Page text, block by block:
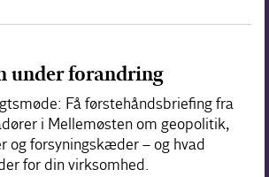
under forandring
Få førstehåndsbriefing fra
i Mellemøsten om geopolitik,
og forsyningskæder – og hvad
for din virksomhed.